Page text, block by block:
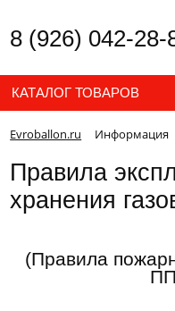
8 (926) 042-28-
КАТАЛОГ ТОВАРОВ
Evroballon.ru Информация
Правила
хранения
(Правила